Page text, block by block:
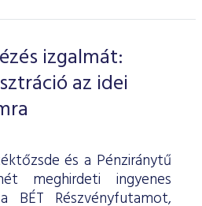
izgalmát:
az idei
és a Pénziránytű
meghirdeti ingyenes
BÉT Részvényfutamot,